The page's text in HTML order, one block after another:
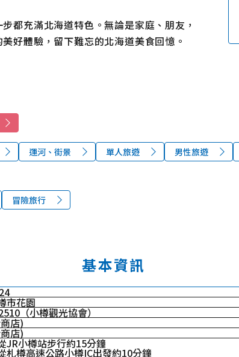
都充滿北海道特色。無論是家庭、朋友，
好體驗，留下難忘的北海道美食回憶。
運河、街景 單人旅遊 男性旅遊
冒險旅行
基本資訊
市花園
（小樽觀光協會）
店)
店)
JR小樽站步行約15分鐘
樽高速公路小樽IC出發約10分鐘